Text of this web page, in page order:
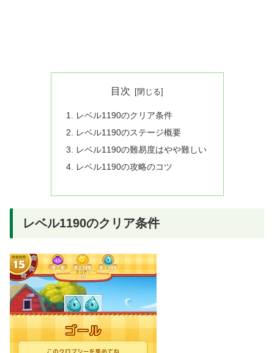
目次
レベル1190のクリア条件
レベル1190のステージ概要
レベル1190の難易度はやや難しい
レベル1190の攻略のコツ
レベル1190のクリア条件